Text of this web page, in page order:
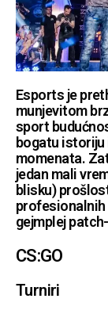
Esports je
munjevitom
sport
bogatu istoriju
momenata.
jedan mali
blisku)
profesionalnih
gejmplej
CS:GO
Turniri